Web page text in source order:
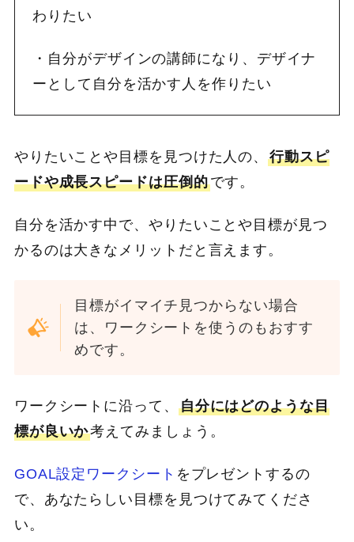
わりたい
・自分がデザインの講師になり、デザイナ
ーとして自分を活かす人を作りたい
やりたいことや目標を見つけた人の、行動スピ
ードや成長スピードは圧倒的です。
自分を活かす中で、やりたいことや目標が見つ
かるのは大きなメリットだと言えます。
目標がイマイチ見つからない場合
は、ワークシートを使うのもおすす
めです。
ワークシートに沿って、 自分にはどのような目
標が良いか考えてみましょう。
GOAL設定ワークシート をプレゼントするの
で、あなたらしい目標を見つけてみてくださ
い。